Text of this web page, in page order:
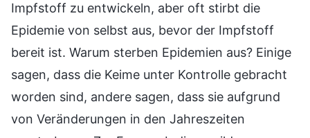
Impfstoff zu entwickeln, aber oft stirbt die
Epidemie von selbst aus, bevor der Impfstoff
bereit ist. Warum sterben Epidemien aus? Einige
sagen, dass die Keime unter Kontrolle gebracht
worden sind, andere sagen, dass sie aufgrund
von Veränderungen in den Jahreszeiten